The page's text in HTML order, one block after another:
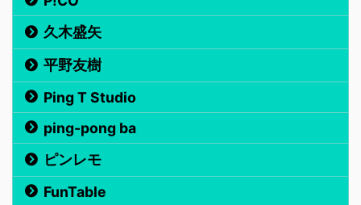
久木盛矢
平野友樹
Ping T Studio
ping-pong ba
ピンレモ
FunTable